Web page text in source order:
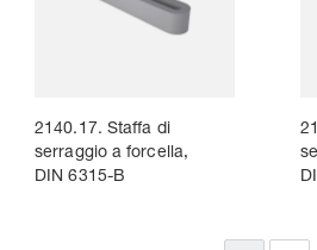
2140.17. Staffa di
serraggio a forcella,
DIN 6315-B